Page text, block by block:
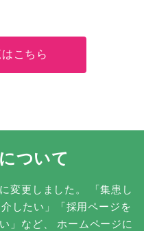
こちら
ついて
変更しました。
「集患し
したい」「採用ページを
」など、
ホームページに